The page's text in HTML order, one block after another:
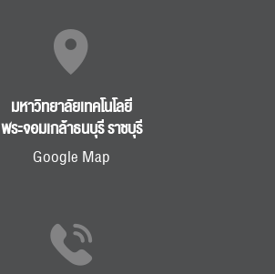
มหาวิทยาลัยเทคโนโลยี
พระจอมเกล้าธนบุรี ราชบุรี
Google Map
ส่งข่าวประชาสัมพันธ์
ส่งข่าวประชาสัมพันธ์